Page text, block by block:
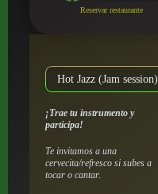
Reservar restaurante
Hot Jazz (Jam session)
¡Trae tu instrumento y
participa!
Te invitamos a una
cervecita/refresco si subes a
tocar o cantar.